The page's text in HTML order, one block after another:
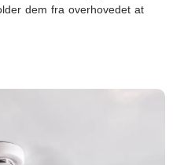
dem fra overhovedet at